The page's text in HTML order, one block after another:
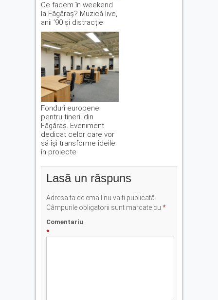
Ce facem în weekend
la Făgăraș? Muzică live,
anii ’90 și distracție
Fonduri europene
pentru tinerii din
Făgăraș. Eveniment
dedicat celor care vor
să își transforme ideile
în proiecte
Lasă un răspuns
Adresa ta de email nu va fi publicată.
Câmpurile obligatorii sunt marcate cu *
Comentariu
*